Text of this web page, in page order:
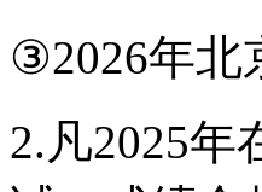
③2026年北
2.凡2025年